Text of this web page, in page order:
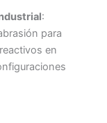
:
para
en